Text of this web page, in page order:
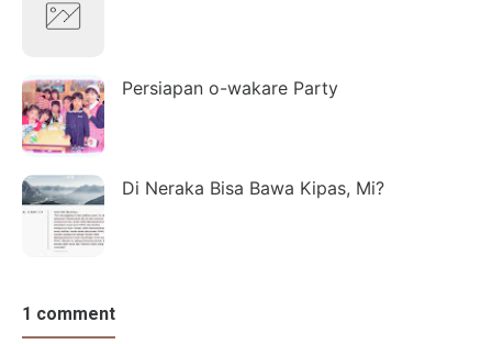
Persiapan o-wakare Party
Di Neraka Bisa Bawa Kipas, Mi?
1 comment